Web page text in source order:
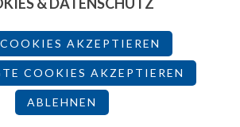
Impressum
Datenschutz
Teilnahmebedingungen
2026 - Made by
AKZEPTIEREN
COOKIES AKZEPTIEREN
ABLEHNEN